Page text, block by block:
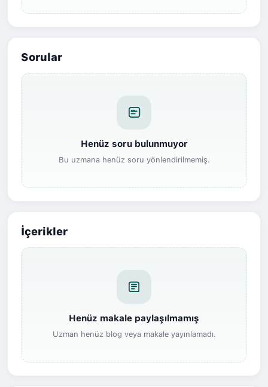
Sorular
Henüz soru bulunmuyor
Bu uzmana henüz soru yönlendirilmemiş.
İçerikler
Henüz makale paylaşılmamış
Uzman henüz blog veya makale yayınlamadı.